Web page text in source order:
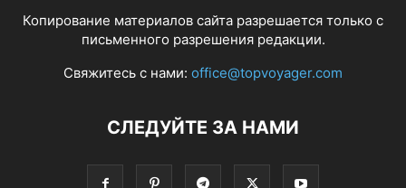
Копирование материалов сайта разрешается только с
письменного разрешения редакции.
Свяжитесь с нами: office@topvoyager.com
СЛЕДУЙТЕ ЗА НАМИ